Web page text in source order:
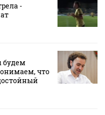
-
будем
что